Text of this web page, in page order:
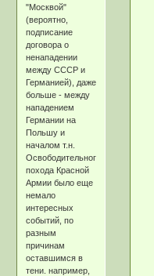
"Москвой"
(вероятно,
подписание
договора о
ненападении
между СССР и
Германией), даже
больше - между
нападением
Германии на
Польшу и
началом т.н.
Освободительного
похода Красной
Армии было еще
немало
интересных
событий, по
разным
причинам
оставшимся в
тени. например,